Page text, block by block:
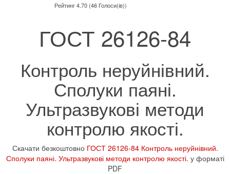
Рейтинг 4.70 (46 Голоси(ів))
ГОСТ 26126-84
Контроль неруйнівний.
Сполуки паяні.
Ультразвукові методи
контролю якості.
Скачати безкоштовно ГОСТ 26126-84 Контроль неруйнівний.
Сполуки паяні. Ультразвукові методи контролю якості. у форматі
PDF